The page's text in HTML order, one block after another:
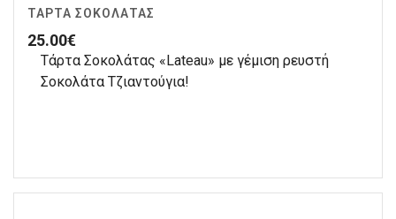
ΤΆΡΤΑ ΣΟΚΟΛΆΤΑΣ
25.00€
Τάρτα Σοκολάτας «Lateau» με γέμιση ρευστή
Σοκολάτα Τζιαντούγια!